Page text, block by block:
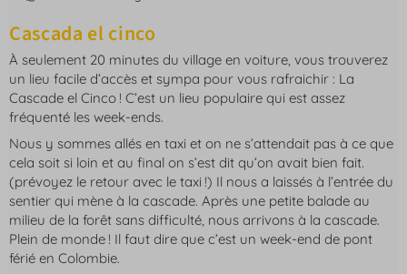
Cascada el cinco
À seulement 20 minutes du village en voiture, vous trouverez
un lieu facile d’accès et sympa pour vous rafraichir : La
Cascade el Cinco ! C’est un lieu populaire qui est assez
fréquenté les week-ends.
Nous y sommes allés en taxi et on ne s’attendait pas à ce que
cela soit si loin et au final on s’est dit qu’on avait bien fait.
(prévoyez le retour avec le taxi !) Il nous a laissés à l’entrée du
sentier qui mène à la cascade. Après une petite balade au
milieu de la forêt sans difficulté, nous arrivons à la cascade.
Plein de monde ! Il faut dire que c’est un week-end de pont
férié en Colombie.